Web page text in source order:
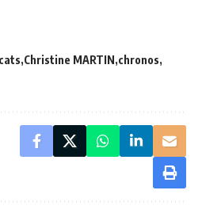
Christine MARTIN chronos